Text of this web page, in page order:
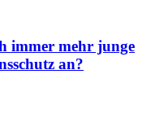
immer mehr junge
an?